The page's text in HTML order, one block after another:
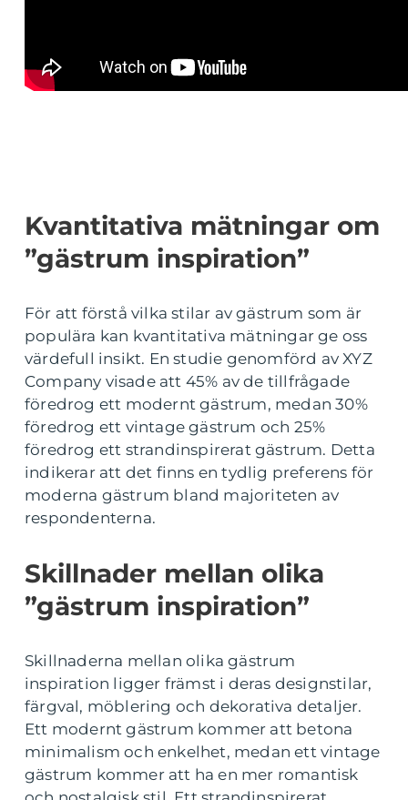
Kvantitativa mätningar om
”gästrum inspiration”
För att förstå vilka stilar av gästrum som är
populära kan kvantitativa mätningar ge oss
värdefull insikt. En studie genomförd av XYZ
Company visade att 45% av de tillfrågade
föredrog ett modernt gästrum, medan 30%
föredrog ett vintage gästrum och 25%
föredrog ett strandinspirerat gästrum. Detta
indikerar att det finns en tydlig preferens för
moderna gästrum bland majoriteten av
respondenterna.
Skillnader mellan olika
”gästrum inspiration”
Skillnaderna mellan olika gästrum
inspiration ligger främst i deras designstilar,
färgval, möblering och dekorativa detaljer.
Ett modernt gästrum kommer att betona
minimalism och enkelhet, medan ett vintage
gästrum kommer att ha en mer romantisk